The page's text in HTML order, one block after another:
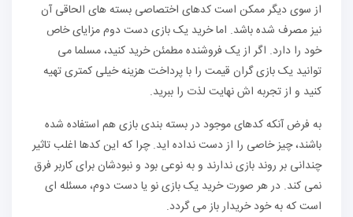
از سوی دیگر ممکن است کدهای اختصاصی بسته های الحاقی آن
نیز مصرف شده باشد. اما خرید یک بازی دست دوم مزایای خاص
خود را دارد. اگر از یک فروشنده مطمئن خرید کنید، مسلما می
توانید یک بازی گران قیمت را با پرداخت هزینه خیلی کمتری تهیه
کنید و از تجربه اش نهایت لذت را ببرید.
به فرض آنکه کدهای موجود در بسته بندی بازی هم استفاده شده
باشند، چیز خاصی را از دست نداده اید. چرا که این کدها اغلب تاثیر
چندانی بر روند بازی ندارند و به نوعی بود و نبودشان برای کاربر فرق
نمی کند. در هر صورت خرید یک بازی نو یا دست دوم، مسئله ای
است که به خود خریدار باز می گردد.